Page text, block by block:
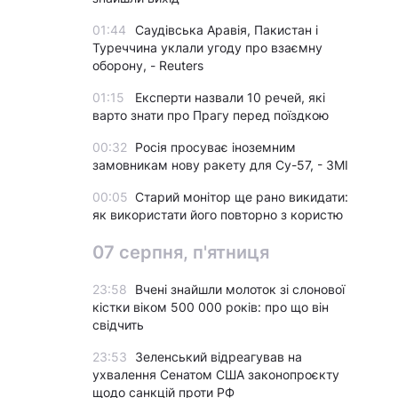
01:44
Саудівська Аравія, Пакистан і
Туреччина уклали угоду про взаємну
оборону, - Reuters
01:15
Експерти назвали 10 речей, які
варто знати про Прагу перед поїздкою
00:32
Росія просуває іноземним
замовникам нову ракету для Су-57, - ЗМІ
00:05 Старий монітор ще рано викидати:
як використати його повторно з користю
07 серпня, п'ятниця
23:58
Вчені знайшли молоток зі слонової
кістки віком 500 000 років: про що він
свідчить
23:53
Зеленський відреагував на
ухвалення Сенатом США законопроєкту
щодо санкцій проти РФ